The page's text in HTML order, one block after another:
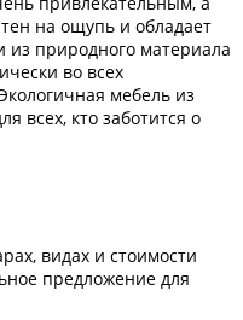
на ощупь и обладает
из природного материала
во всех
мебель из
всех, кто заботится о
видах и стоимости
предложение для